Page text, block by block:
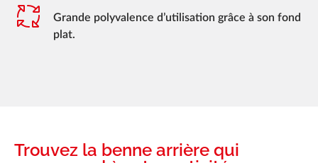
Grande polyvalence d’utilisation grâce à son fond
plat.
Trouvez la benne arrière qui